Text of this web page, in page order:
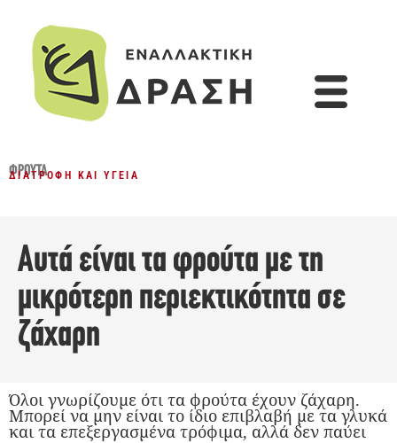
ΦΡΟΎΤΑ
ΔΙΑΤΡΟΦΉ ΚΑΙ ΥΓΕΊΑ
Αυτά είναι τα φρούτα με τη
μικρότερη περιεκτικότητα σε
ζάχαρη
Όλοι γνωρίζουμε ότι τα φρούτα έχουν ζάχαρη.
Μπορεί να μην είναι το ίδιο επιβλαβή με τα γλυκά
και τα επεξεργασμένα τρόφιμα, αλλά δεν παύει